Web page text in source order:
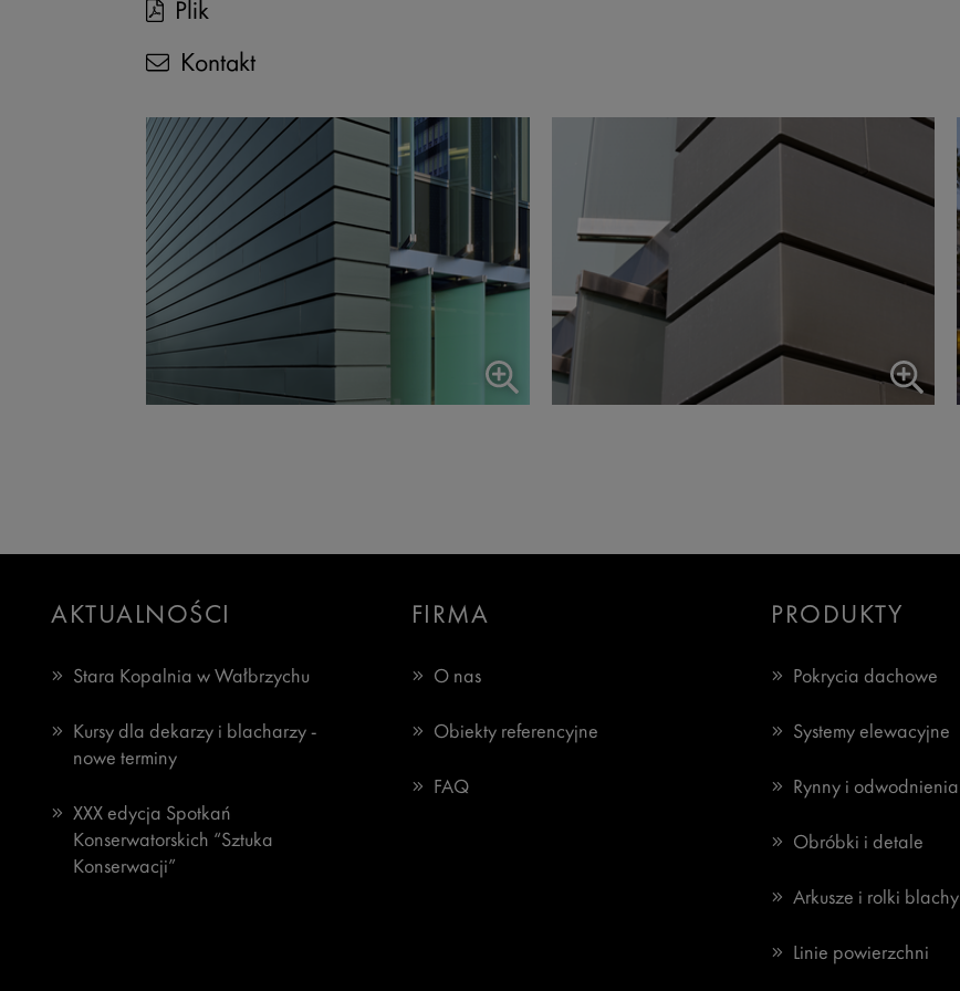
Plik
Kontakt
AKTUALNOŚCI
Stara Kopalnia w Wałbrzychu
Kursy dla dekarzy i blacharzy -
nowe terminy
XXX edycja Spotkań
Konserwatorskich “Sztuka
Konserwacji”
FIRMA
O nas
Obiekty referencyjne
FAQ
PRODUKTY
Pokrycia dachowe
Systemy elewacyjne
Rynny i odwodnienia
Obróbki i detale
Arkusze i rolki blachy
Linie powierzchni